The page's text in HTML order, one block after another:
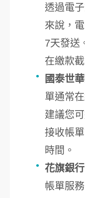
透過電
來說，
7天發送
在繳款
國泰世
單通常
建議您
接收帳
時間。
花旗銀行
帳單服